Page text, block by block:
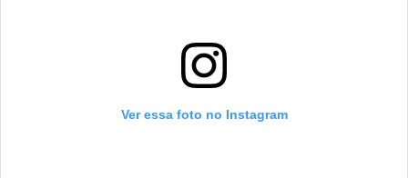
Ver essa foto no Instagram